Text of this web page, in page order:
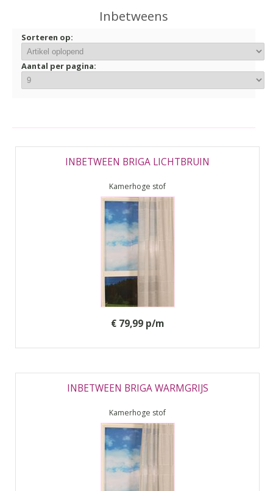
Inbetweens
Sorteren op:
Aantal per pagina:
INBETWEEN BRIGA LICHTBRUIN
Kamerhoge stof
€ 79,99 p/m
INBETWEEN BRIGA WARMGRIJS
Kamerhoge stof